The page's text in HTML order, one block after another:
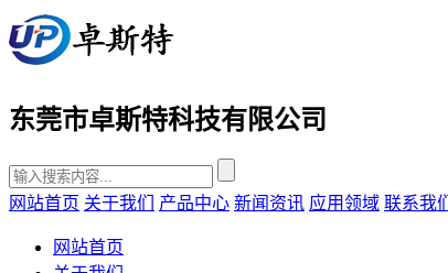
东莞市卓斯特科技有限公司
网站首页 关于我们 产品中心 新闻资讯 应用领域 联系我们
网站首页